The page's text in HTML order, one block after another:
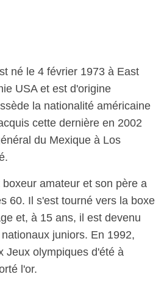
né le 4 février 1973 à East
USA et est d'origine
la nationalité américaine
cette dernière en 2002
du Mexique à Los
amateur et son père a
60. Il s'est tourné vers la boxe
et, à 15 ans, il est devenu
juniors. En 1992,
Jeux olympiques d'été à
l'or.